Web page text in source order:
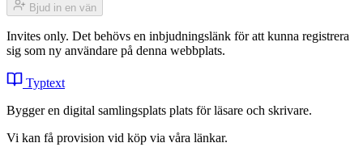
Bjud in en vän
Invites only. Det behövs en inbjudningslänk för att kunna registrera
sig som ny användare på denna webbplats.
Typtext
Bygger en digital samlingsplats plats för läsare och skrivare.
Vi kan få provision vid köp via våra länkar.